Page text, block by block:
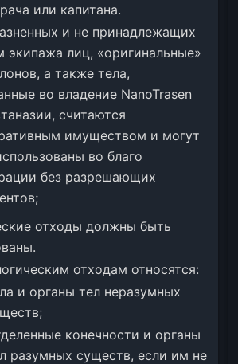
или капитана.
и не принадлежащих
экипажа лиц, «оригинальные»
а также тела,
во владение NanoTrasen
считаются
имуществом и могут
во благо
без разрешающих
отходы должны быть
отходам относятся:
и органы тел неразумных
конечности и органы
разумных существ, если им не